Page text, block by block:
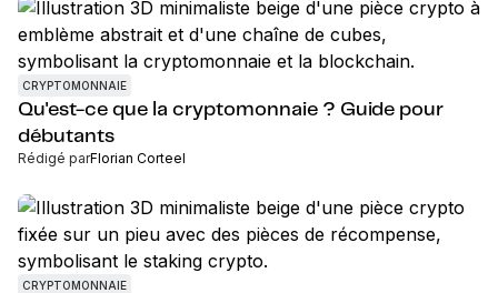
CRYPTOMONNAIE
Qu'est-ce que la cryptomonnaie ? Guide pour
débutants
Rédigé parFlorian Corteel
CRYPTOMONNAIE